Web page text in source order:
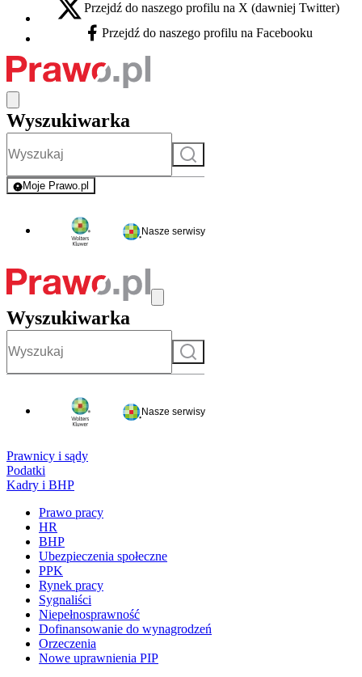
X - otwiera się w nowej karcie
Przejdź do naszego profilu na X (dawniej Twitter)
Facebook - otwiera się w nowej karcie
Przejdź do naszego profilu na Facebooku
Wyszukiwarka
Szukaj
Moje Prawo.pl
- rejestracja i logowanie do serwisu
Nasze serwisy
Wyszukiwarka
Szukaj
Nasze serwisy
Prawnicy i sądy
Podatki
Kadry i BHP
Prawo pracy
HR
BHP
Ubezpieczenia społeczne
PPK
Rynek pracy
Sygnaliści
Niepełnosprawność
Dofinansowanie do wynagrodzeń
Orzeczenia
Nowe uprawnienia PIP